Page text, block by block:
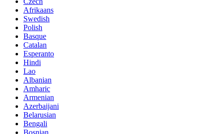
Afrikaans
Swedish
Polish
Basque
Catalan
Esperanto
Hindi
Lao
Albanian
Amharic
Armenian
Azerbaijani
Belarusian
Bengali
Bosnian